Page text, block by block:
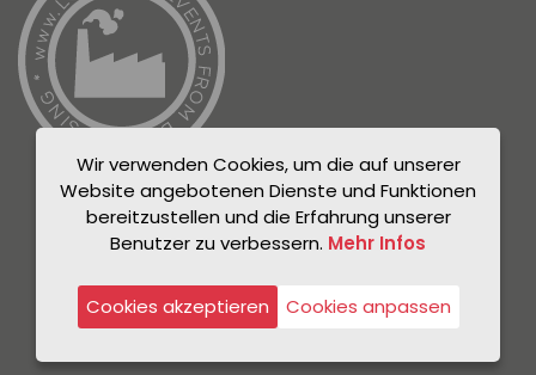
Datenschutzrichtlinie
Rechtlicher Hinweis
Wir verwenden Cookies, um die auf unserer
Website angebotenen Dienste und Funktionen
bereitzustellen und die Erfahrung unserer
Benutzer zu verbessern. Mehr Infos
Cookies akzeptieren Cookies anpassen